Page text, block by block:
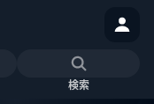
検索